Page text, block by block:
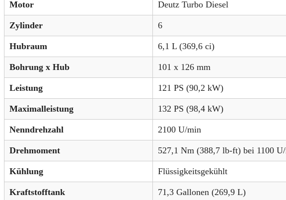
Motor Deutz Turbo Diesel
Zylinder 6
Hubraum 6,1 L (369,6 ci)
Bohrung x Hub 101 x 126 mm
Leistung 121 PS (90,2 kW)
Maximalleistung 132 PS (98,4 kW)
Nenndrehzahl 2100 U/min
Drehmoment 527,1 Nm (388,7 lb-ft) bei 1100
Kühlung Flüssigkeitsgekühlt
Kraftstofftank 71,3 Gallonen (269,9 L)